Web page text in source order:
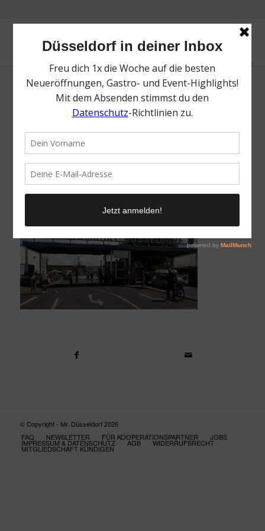
Blumengroßmarkt | FIFA WM 2026 – Top
Düsseldorf | Topliste | Foto:
Radschlägermarkt Düsseldorf
22. Mai 2026
© Copyright - Mr. Düsseldorf 2026
FAQ
NEWSLETTER FÜR KOOPERATIONSPARTNER JOBS
IMPRESSUM & DATENSCHUTZ AGB WIDERRUFSRECHT
MITGLIEDSCHAFT KÜNDIGEN